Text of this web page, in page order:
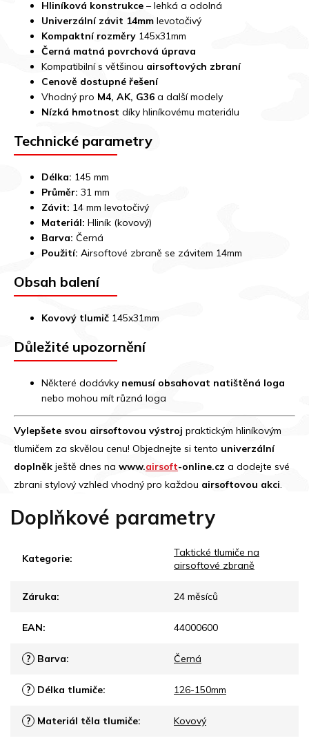
Hliníková konstrukce – lehká a odolná
Univerzální závit 14mm levotočivý
Kompaktní rozměry 145x31mm
Černá matná povrchová úprava
Kompatibilní s většinou airsoftových zbraní
Cenově dostupné řešení
Vhodný pro M4, AK, G36 a další modely
Nízká hmotnost díky hliníkovému materiálu
Technické parametry
Délka: 145 mm
Průměr: 31 mm
Závit: 14 mm levotočivý
Materiál: Hliník (kovový)
Barva: Černá
Použití: Airsoftové zbraně se závitem 14mm
Obsah balení
Kovový tlumič 145x31mm
Důležité upozornění
Některé dodávky nemusí obsahovat natištěná loga
nebo mohou mít různá loga
Vylepšete svou airsoftovou výstroj praktickým hliníkovým
tlumičem za skvělou cenu! Objednejte si tento univerzální
doplněk ještě dnes na www.airsoft-online.cz a dodejte své
zbrani stylový vzhled vhodný pro každou airsoftovou akci.
Doplňkové parametry
Kategorie:
Taktické tlumiče na
airsoftové zbraně
Záruka: 24 měsíců
EAN: 44000600
? Barva: Černá
? Délka tlumiče: 126-150mm
? Materiál těla tlumiče: Kovový